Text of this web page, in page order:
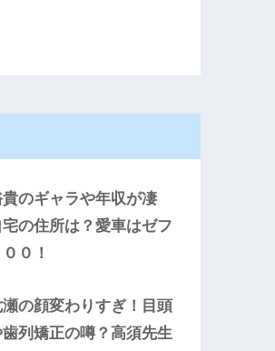
のギャラや年収が凄
の住所は？愛車はゼフ
０！
の顔変わりすぎ！目頭
列矯正の噂？高須先生